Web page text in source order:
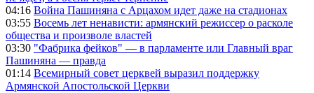
04:16 Война Пашиняна с Арцахом идет даже на стадионах
03:55 Восемь лет ненависти: армянский режиссер о расколе
общества и произволе властей
03:30 "Фабрика фейков" — в парламенте или Главный враг
Пашиняна — правда
01:14 Всемирный совет церквей выразил поддержку
Армянской Апостольской Церкви